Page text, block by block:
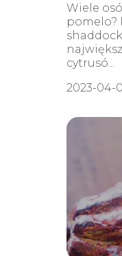
Wiele
pomelo?
cytrusó...
2023-04-